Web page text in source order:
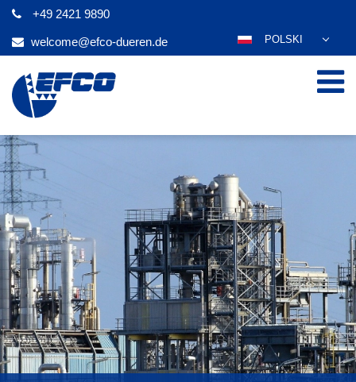
+49 2421 9890
welcome@efco-dueren.de POLSKI
FRANÇAIS
عربي
한국어
日本語
ČEŠTINA
PORTUGUÊS
РУССКИЙ
TÜRKÇE
MAGYAR
NEDERLANDS